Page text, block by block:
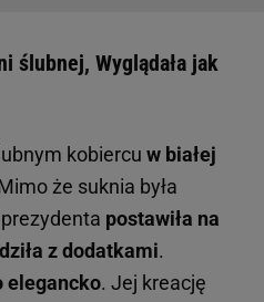
ślubnej, Wyglądała jak
kobiercu w białej
że suknia była
postawiła na
z dodatkami.
elegancko. Jej kreację